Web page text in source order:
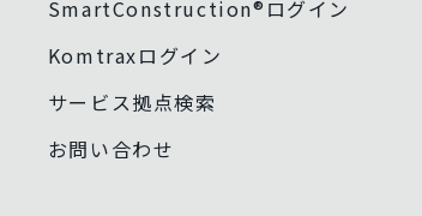
SmartConstruction®ログイン
Komtraxログイン
サービス拠点検索
お問い合わせ